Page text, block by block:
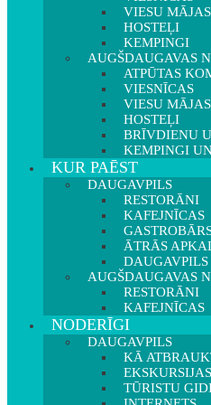
VIESU MĀJAS
HOSTEĻI
KEMPINGI
AUGŠDAUGAVAS
ATPŪTAS
VIESNĪCAS
VIESU MĀJAS
HOSTEĻI
BRĪVDIENU
KEMPINGI
KUR PAĒST
DAUGAVPILS
RESTORĀNI
KAFEJNĪCAS
ĀTRĀS
AUGŠDAUGAVAS
RESTORĀNI
KAFEJNĪCAS
NODERĪGI
DAUGAVPILS
KĀ
EKSKURSIJAS
TŪRISTU